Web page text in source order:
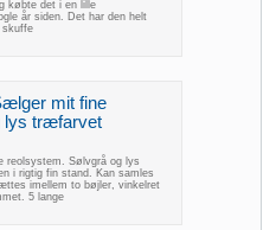
købte det i en lille
år siden. Det har den helt
skuffe
mit fine
lys træfarvet
reolsystem. Sølvgrå og lys
i rigtig fin stand. Kan samles
imellem to bøjler, vinkelret
5 lange